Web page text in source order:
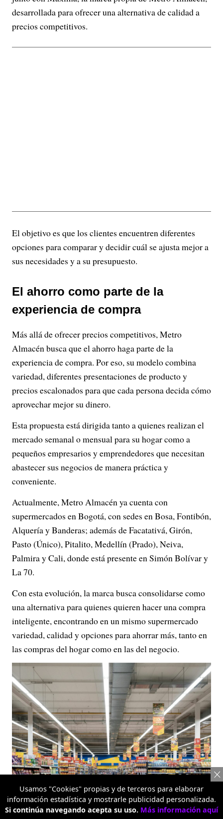
desarrollada para ofrecer una alternativa de calidad a
precios competitivos.
El objetivo es que los clientes encuentren diferentes
opciones para comparar y decidir cuál se ajusta mejor a
sus necesidades y a su presupuesto.
El ahorro como parte de la
experiencia de compra
Más allá de ofrecer precios competitivos, Metro
Almacén busca que el ahorro haga parte de la
experiencia de compra. Por eso, su modelo combina
variedad, diferentes presentaciones de producto y
precios escalonados para que cada persona decida cómo
aprovechar mejor su dinero.
Esta propuesta está dirigida tanto a quienes realizan el
mercado semanal o mensual para su hogar como a
pequeños empresarios y emprendedores que necesitan
abastecer sus negocios de manera práctica y
conveniente.
Actualmente, Metro Almacén ya cuenta con
supermercados en Bogotá, con sedes en Bosa, Fontibón,
Alquería y Banderas; además de Facatativá, Girón,
Pasto (Único), Pitalito, Medellín (Prado), Neiva,
Palmira y Cali, donde está presente en Simón Bolívar y
La 70.
Con esta evolución, la marca busca consolidarse como
una alternativa para quienes quieren hacer una compra
inteligente, encontrando en un mismo supermercado
variedad, calidad y opciones para ahorrar más, tanto en
las compras del hogar como en las del negocio.
Usamos "Cookies" propias y de terceros para elaborar
información estadística y mostrarle publicidad personalizada.
Si continúa navegando acepta su uso. Más información aquí